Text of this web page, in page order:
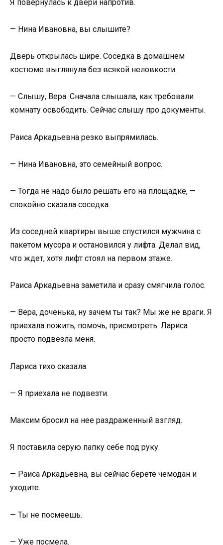
Я повернулась к двери напротив.
— Нина Ивановна, вы слышите?
Дверь открылась шире. Соседка в домашнем
костюме выглянула без всякой неловкости.
— Слышу, Вера. Сначала слышала, как требовали
комнату освободить. Сейчас слышу про документы.
Раиса Аркадьевна резко выпрямилась.
— Нина Ивановна, это семейный вопрос.
— Тогда не надо было решать его на площадке, —
спокойно сказала соседка.
Из соседней квартиры выше спустился мужчина с
пакетом мусора и остановился у лифта. Делал вид,
что ждет, хотя лифт стоял на первом этаже.
Раиса Аркадьевна заметила и сразу смягчила голос.
— Вера, доченька, ну зачем ты так? Мы же не враги. Я
приехала пожить, помочь, присмотреть. Лариса
просто подвезла меня.
Лариса тихо сказала:
— Я приехала не подвезти.
Максим бросил на нее раздраженный взгляд.
Я поставила серую папку себе под руку.
— Раиса Аркадьевна, вы сейчас берете чемодан и
уходите.
— Ты не посмеешь.
— Уже посмела.